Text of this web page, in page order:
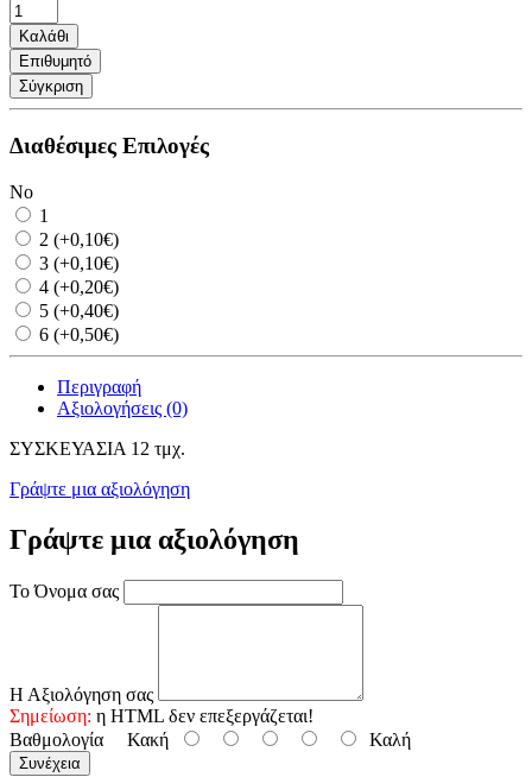
Καλάθι
Επιθυμητό
Σύγκριση
Διαθέσιμες Επιλογές
No
1
2 (+0,10€)
3 (+0,10€)
4 (+0,20€)
5 (+0,40€)
6 (+0,50€)
Περιγραφή
Αξιολογήσεις (0)
ΣΥΣΚΕΥΑΣΙΑ 12 τμχ.
Γράψτε μια αξιολόγηση
Γράψτε μια αξιολόγηση
Το Όνομα σας
Η Αξιολόγηση σας
Σημείωση: η HTML δεν επεξεργάζεται!
Βαθμολογία Κακή Καλή
Συνέχεια